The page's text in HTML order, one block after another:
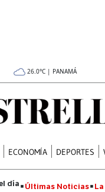
26.0°C | PANAMÁ
ECONOMÍA DEPORTES
Últimas Noticias